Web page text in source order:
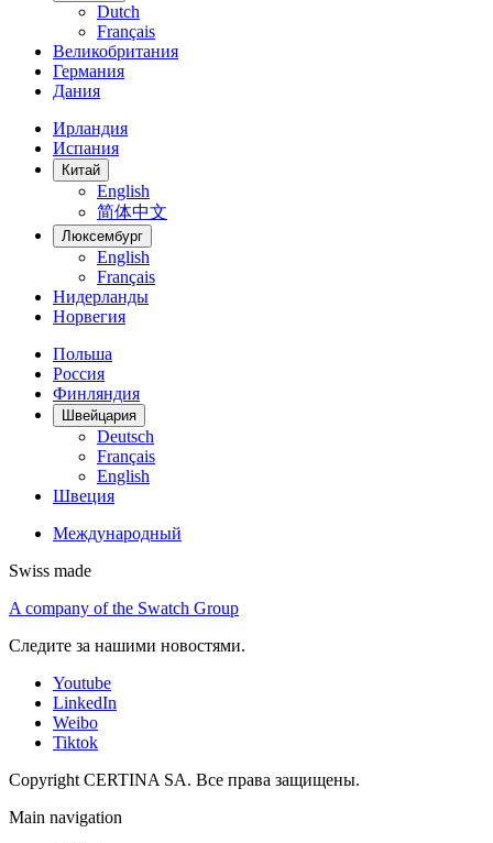
Dutch
Français
Великобритания
Германия
Дания
Ирландия
Испания
Китай
English
简体中文
Люксембург
English
Français
Нидерланды
Норвегия
Польша
Россия
Финляндия
Швейцария
Deutsch
Français
English
Швеция
Международный
Swiss made
A company of the Swatch Group
Следите за нашими новостями.
Youtube
LinkedIn
Weibo
Tiktok
Copyright CERTINA SA. Все права защищены.
Main navigation